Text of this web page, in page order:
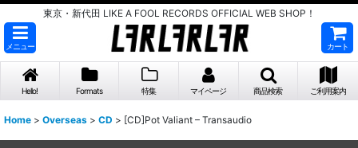
東京・新代田 LIKE A FOOL RECORDS OFFICIAL WEB SHOP！
メニュー カート
Hello! Formats 特集 マイページ 商品検索 ご利用案内
Home > Overseas > CD > [CD]Pot Valiant – Transaudio